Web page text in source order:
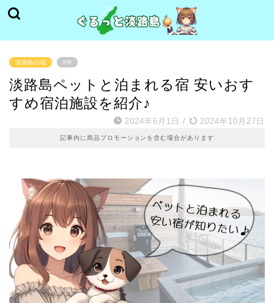
淡路島の宿 PR
淡路島ペットと泊まれる宿 安いおす
すめ宿泊施設を紹介♪
2024年6月1日 / 2024年10月27日
記事内に商品プロモーションを含む場合があります